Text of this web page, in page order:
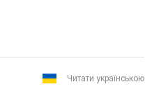
Читати українською